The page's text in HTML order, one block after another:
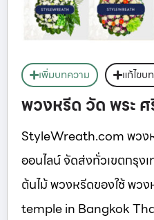
เพิ่มบทความ แก้ไขบ
พวงหรีด วัด พระ
StyleWreath.com พวง
ออนไลน์ จัดส่งทั่วเขตกรุ
ต้นไม้ พวงหรีดของใช้ พ
temple in Bangkok